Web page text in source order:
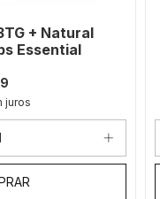
+ Natural
Essential
juros